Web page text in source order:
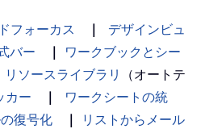
フォーカス ｜
デザインビュ
バー ｜
ワークブックとシー
リソースライブラリ
（オートテ
カー ｜
ワークシートの統
復号化 ｜
リストからメール